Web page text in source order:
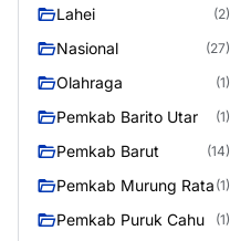
Lahei (2)
Nasional (27)
Olahraga (1)
Pemkab Barito Utar (1)
Pemkab Barut (14)
Pemkab Murung Rata (1)
Pemkab Puruk Cahu (1)